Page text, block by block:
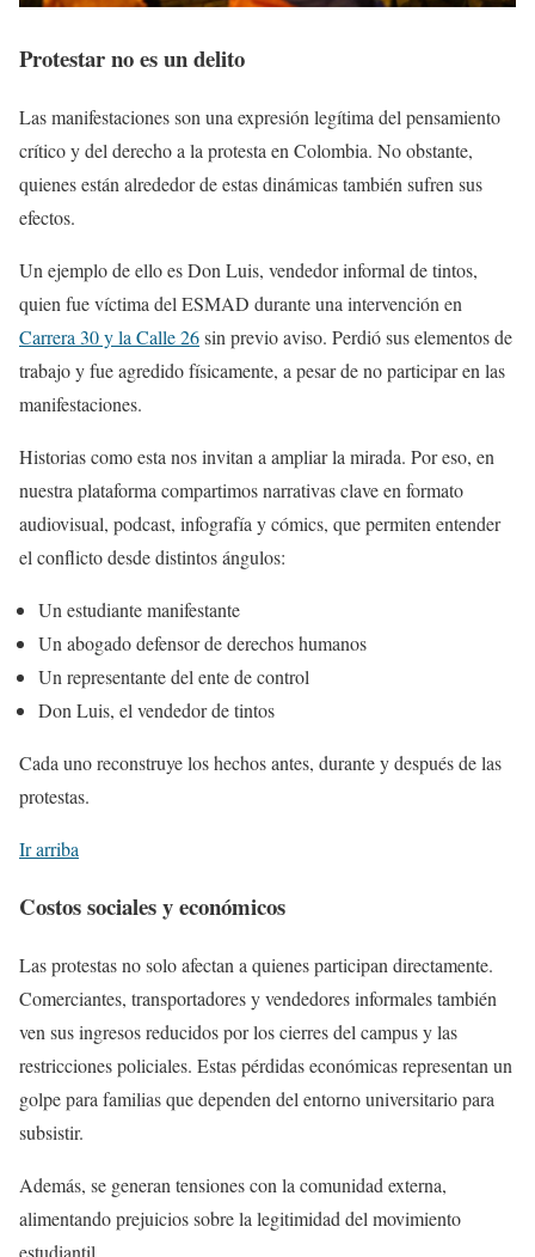
Protestar no es un delito
Las manifestaciones son una expresión legítima del pensamiento
crítico y del derecho a la protesta en Colombia. No obstante,
quienes están alrededor de estas dinámicas también sufren sus
efectos.
Un ejemplo de ello es Don Luis, vendedor informal de tintos,
quien fue víctima del ESMAD durante una intervención en
Carrera 30 y la Calle 26sin previo aviso. Perdió sus elementos de
trabajo y fue agredido físicamente, a pesar de no participar en las
manifestaciones.
Historias como esta nos invitan a ampliar la mirada. Por eso, en
nuestra plataforma compartimos narrativas clave en formato
audiovisual, podcast, infografía y cómics, que permiten entender
el conflicto desde distintos ángulos:
Un estudiante manifestante
Un abogado defensor de derechos humanos
Un representante del ente de control
Don Luis, el vendedor de tintos
Cada uno reconstruye los hechos antes, durante y después de las
protestas.
Ir arriba
Costos sociales y económicos
Las protestas no solo afectan a quienes participan directamente.
Comerciantes, transportadores y vendedores informales también
ven sus ingresos reducidos por los cierres del campus y las
restricciones policiales. Estas pérdidas económicas representan un
golpe para familias que dependen del entorno universitario para
subsistir.
Además, se generan tensiones con la comunidad externa,
alimentando prejuicios sobre la legitimidad del movimiento
estudiantil.